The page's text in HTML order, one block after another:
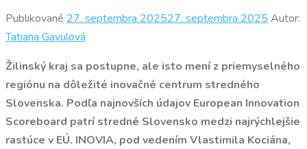
Publikované 27. septembra 202527. septembra 2025 Autor:
Tatiana Gavulová
Žilinský kraj sa postupne, ale isto mení z priemyselného
regiónu na dôležité inovačné centrum stredného
Slovenska. Podľa najnovších údajov European Innovation
Scoreboard patrí stredné Slovensko medzi najrýchlejšie
rastúce v EÚ. INOVIA, pod vedením Vlastimila Kociána,